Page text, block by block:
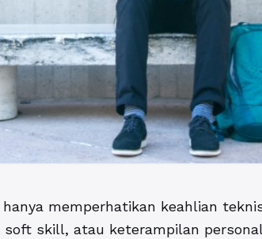
memperhatikan keahlian
soft skill, atau keterampilan